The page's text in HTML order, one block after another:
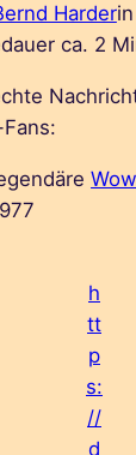
Harderin
ca. 2
h
tt
p
s:
//
d